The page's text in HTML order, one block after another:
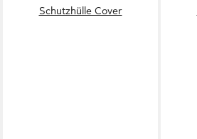
Schutzhülle Cover